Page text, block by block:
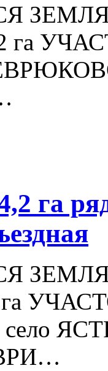
га
га
ЗЕМЛЯ
га
село